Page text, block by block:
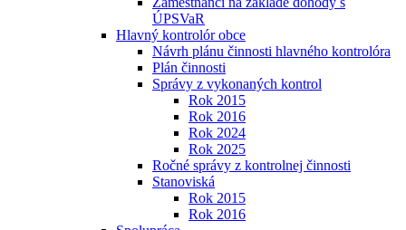
ÚPSVaR
Hlavný kontrolór obce
Návrh plánu činnosti hlavného kontrolóra
Plán činnosti
Správy z vykonaných kontrol
Rok 2015
Rok 2016
Rok 2024
Rok 2025
Ročné správy z kontrolnej činnosti
Stanoviská
Rok 2015
Rok 2016